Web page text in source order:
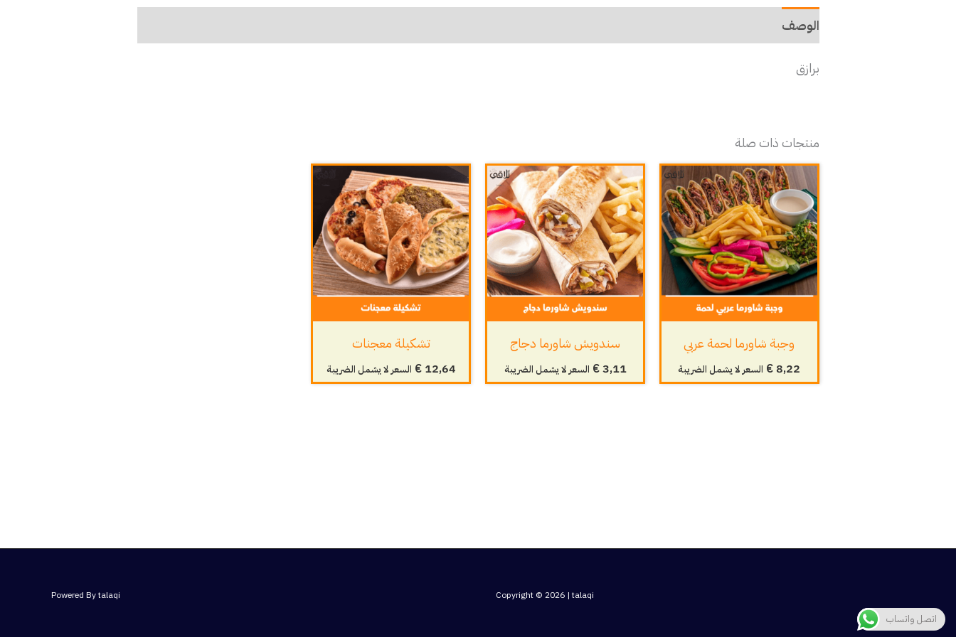
الوصف
برازق
منتجات ذات صلة
وجبة شاورما لحمة عربي
€8,22 السعر لا يشمل الضريبة
سندويش شاورما دجاج
€3,11 السعر لا يشمل الضريبة
تشكيلة معجنات
€12,64 السعر لا يشمل الضريبة
Copyright © 2026 | talaqi
Powered By talaqi
اتصل واتساب